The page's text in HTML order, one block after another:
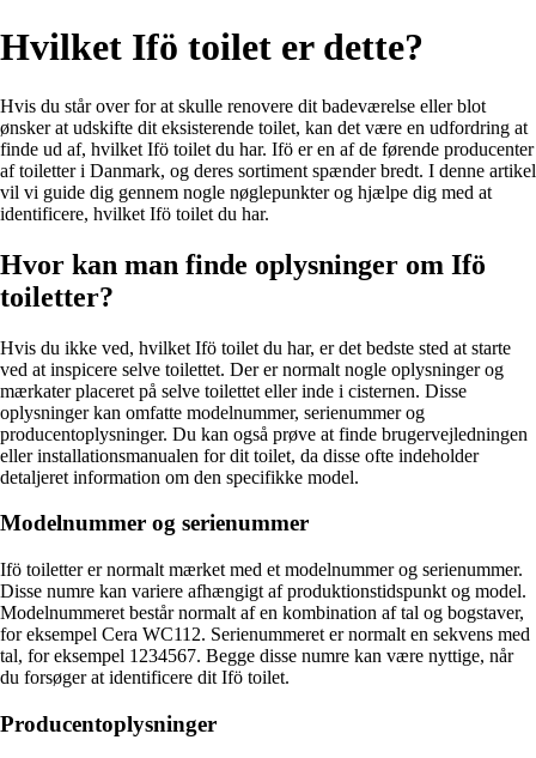
Hvilket Ifö toilet er dette?
Hvis du står over for at skulle renovere dit badeværelse eller blot
ønsker at udskifte dit eksisterende toilet, kan det være en udfordring at
finde ud af, hvilket Ifö toilet du har. Ifö er en af de førende producenter
af toiletter i Danmark, og deres sortiment spænder bredt. I denne artikel
vil vi guide dig gennem nogle nøglepunkter og hjælpe dig med at
identificere, hvilket Ifö toilet du har.
Hvor kan man finde oplysninger om Ifö
toiletter?
Hvis du ikke ved, hvilket Ifö toilet du har, er det bedste sted at starte
ved at inspicere selve toilettet. Der er normalt nogle oplysninger og
mærkater placeret på selve toilettet eller inde i cisternen. Disse
oplysninger kan omfatte modelnummer, serienummer og
producentoplysninger. Du kan også prøve at finde brugervejledningen
eller installationsmanualen for dit toilet, da disse ofte indeholder
detaljeret information om den specifikke model.
Modelnummer og serienummer
Ifö toiletter er normalt mærket med et modelnummer og serienummer.
Disse numre kan variere afhængigt af produktionstidspunkt og model.
Modelnummeret består normalt af en kombination af tal og bogstaver,
for eksempel Cera WC112. Serienummeret er normalt en sekvens med
tal, for eksempel 1234567. Begge disse numre kan være nyttige, når
du forsøger at identificere dit Ifö toilet.
Producentoplysninger